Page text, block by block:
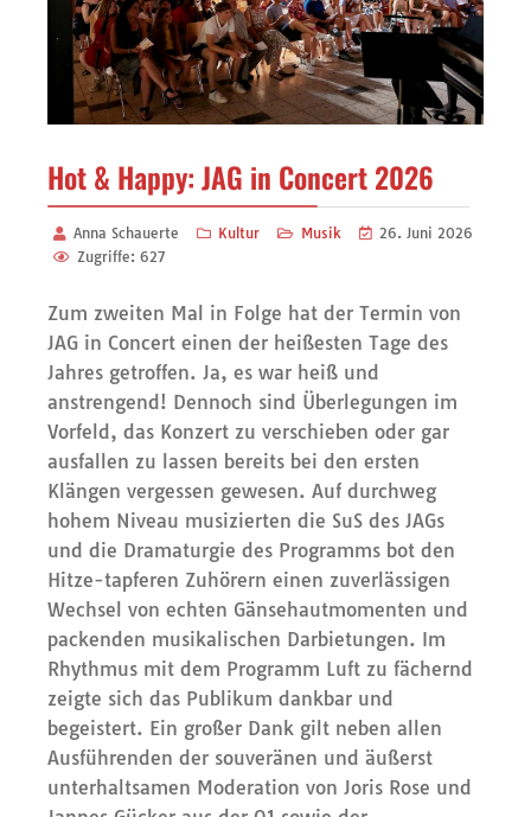
Hot & Happy: JAG in Concert 2026
Anna Schauerte Kultur Musik
26. Juni 2026
Zugriffe: 627
Zum zweiten Mal in Folge hat der Termin von
JAG in Concert einen der heißesten Tage des
Jahres getroffen. Ja, es war heiß und
anstrengend! Dennoch sind Überlegungen im
Vorfeld, das Konzert zu verschieben oder gar
ausfallen zu lassen bereits bei den ersten
Klängen vergessen gewesen. Auf durchweg
hohem Niveau musizierten die SuS des JAGs
und die Dramaturgie des Programms bot den
Hitze-tapferen Zuhörern einen zuverlässigen
Wechsel von echten Gänsehautmomenten und
packenden musikalischen Darbietungen. Im
Rhythmus mit dem Programm Luft zu fächernd
zeigte sich das Publikum dankbar und
begeistert. Ein großer Dank gilt neben allen
Ausführenden der souveränen und äußerst
unterhaltsamen Moderation von Joris Rose und